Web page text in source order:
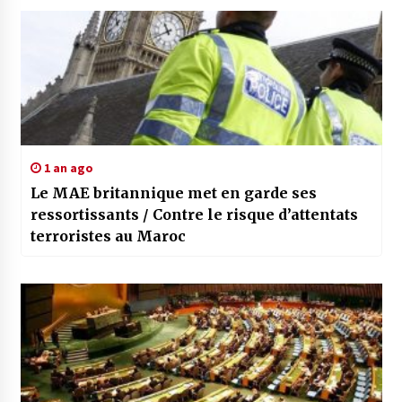
1 an ago
Le MAE britannique met en garde ses
ressortissants / Contre le risque d’attentats
terroristes au Maroc